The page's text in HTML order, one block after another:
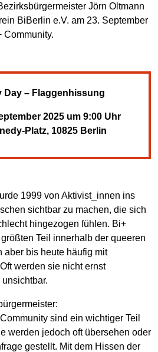
Jörn Oltmann
BiBerlin e.V. am 23. September
Community.
Day – Flaggenhissung
2025 um 9:00 Uhr
Platz, 10825 Berlin
1999 von Aktivist_innen ins
sichtbar zu machen, die sich
hingezogen fühlen. Bi+
Teil innerhalb der queeren
aber bis heute häufig mit
werden sie nicht ernst
sind ein wichtiger Teil
werden jedoch oft übersehen oder
gestellt. Mit dem Hissen der